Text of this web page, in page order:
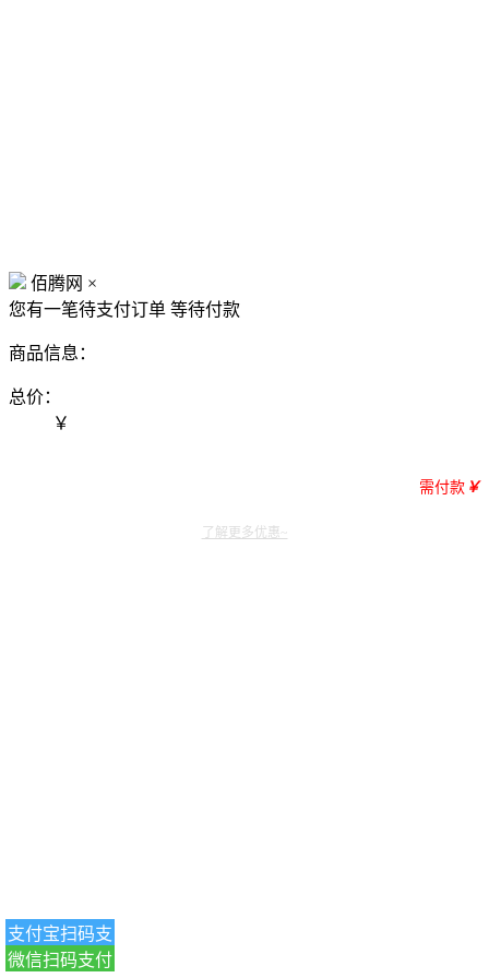
佰腾网 ×
您有一笔待支付订单 等待付款
商品信息：
总价：
￥
需付款 ￥
支付宝扫码支
付
微信扫码支付
了解更多优惠~